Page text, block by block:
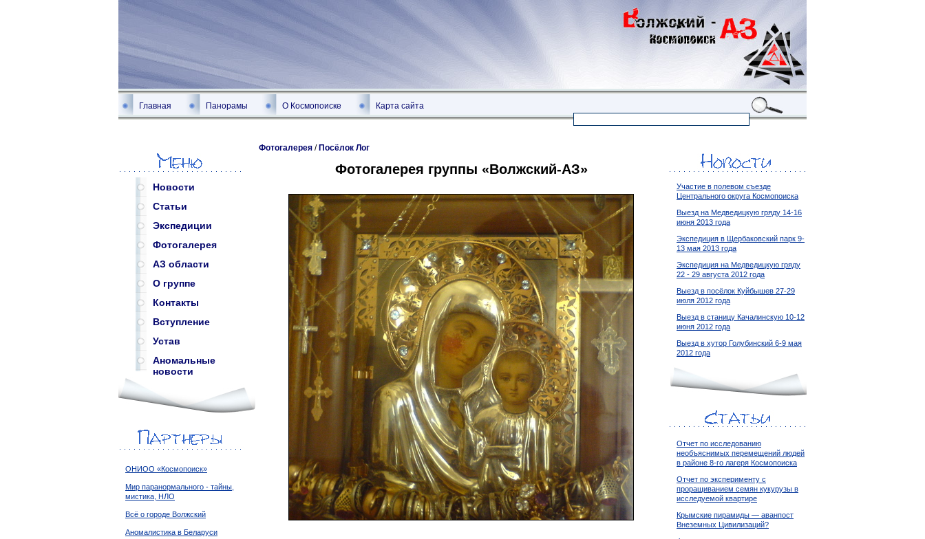
Главная Панорамы О Космопоиске Карта сайта
Новости
Статьи
Экспедиции
Фотогалерея
АЗ области
О группе
Контакты
Вступление
Устав
Аномальные
новости
ОНИОО «Космопоиск»
Мир паранормального - тайны,
мистика, НЛО
Всё о городе Волжский
Аномалистика в Беларуси
Фотогалерея / Посёлок Лог
Фотогалерея группы «Волжский-АЗ»
Участие в полевом съезде
Центрального округа Космопоиска
Выезд на Медведицкую гряду 14-16
июня 2013 года
Экспедиция в Щербаковский парк 9-
13 мая 2013 года
Экспедиция на Медведицкую гряду
22 - 29 августа 2012 года
Выезд в посёлок Куйбышев 27-29
июля 2012 года
Выезд в станицу Качалинскую 10-12
июня 2012 года
Выезд в хутор Голубинский 6-9 мая
2012 года
Отчет по исследованию
необъяснимых перемещений людей
в районе 8-го лагеря Космопоиска
Отчет по эксперименту с
проращиванием семян кукурузы в
исследуемой квартире
Крымские пирамиды — аванпост
Внеземных Цивилизаций?